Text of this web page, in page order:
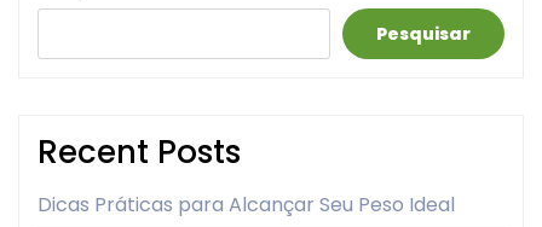
Pesquisar
Recent Posts
Dicas Práticas para Alcançar Seu Peso Ideal